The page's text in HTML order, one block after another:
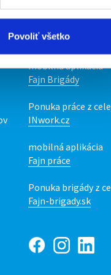
Povoliť všetko
Naše ďalšie
mobilná aplikácia
Fajn Brigády
Ponuka práce z
INwork.cz
mobilná aplikácia
Fajn práce
Ponuka brigády z
Fajn-brigady.sk